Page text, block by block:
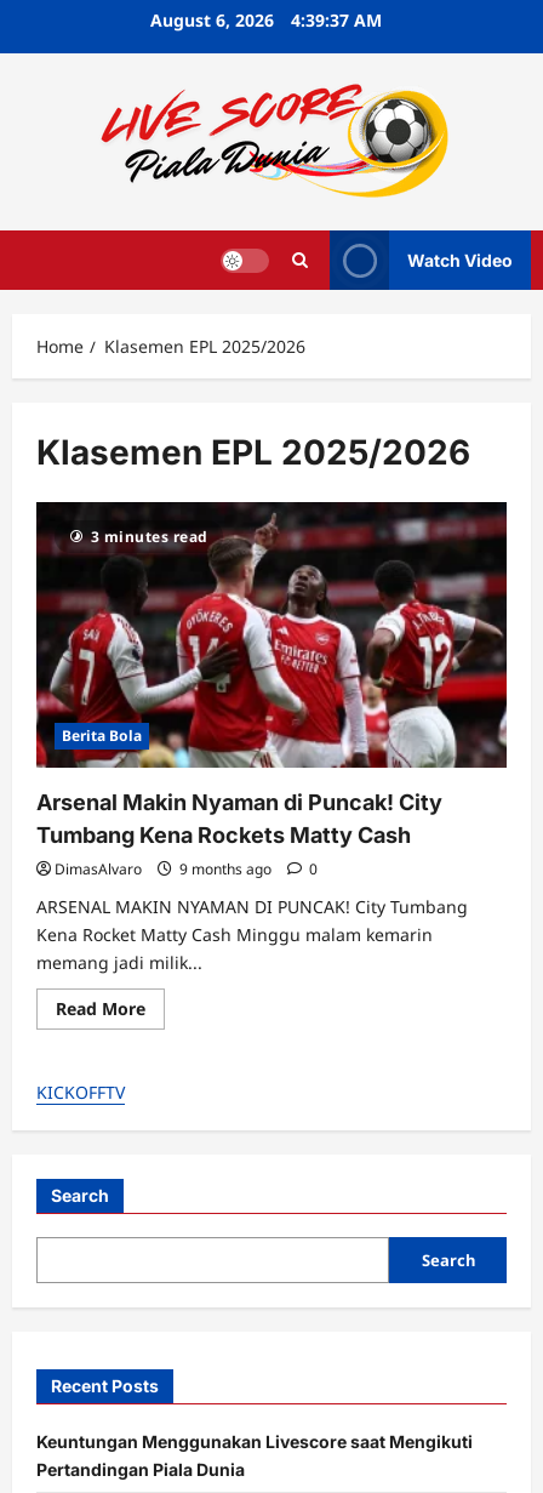
August 6, 2026 4:39:37 AM
Watch Video
Home Klasemen EPL 2025/2026
Klasemen EPL 2025/2026
3 minutes read
Berita Bola
Arsenal Makin Nyaman di Puncak! City
Tumbang Kena Rockets Matty Cash
DimasAlvaro 9 months ago 0
ARSENAL MAKIN NYAMAN DI PUNCAK! City Tumbang
Kena Rocket Matty Cash Minggu malam kemarin
memang jadi milik...
Read MoreRead
more
Puncak!
Matty
KICKOFFTV
Search
Search
Recent Posts
Keuntungan Menggunakan Livescore saat Mengikuti
Pertandingan Piala Dunia